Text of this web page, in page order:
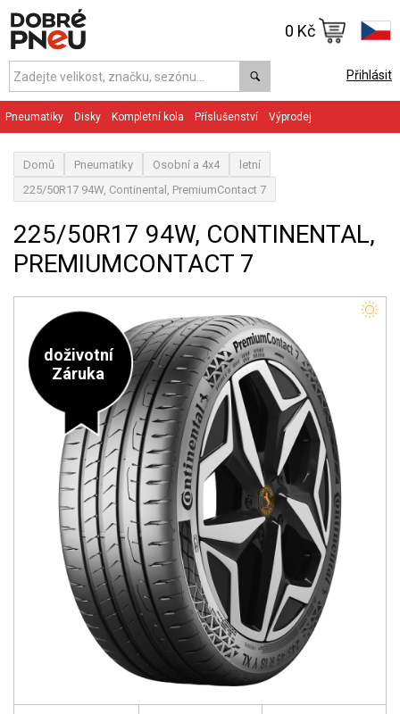
Přihlásit
0 Kč
Pneumatiky Disky Kompletní kola Příslušenství Výprodej
Domů Pneumatiky Osobní a 4x4
letní
225/50R17 94W, Continental, PremiumContact 7
225/50R17 94W, CONTINENTAL,
PREMIUMCONTACT 7
doživotní
Záruka